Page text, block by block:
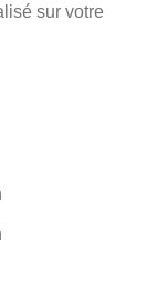
sur votre